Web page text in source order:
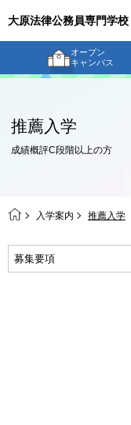
大原法律公務員専門学校
オープン
キャンパス
推薦入学
成績概評C段階以上の方
入学案内 推薦入学
募集要項